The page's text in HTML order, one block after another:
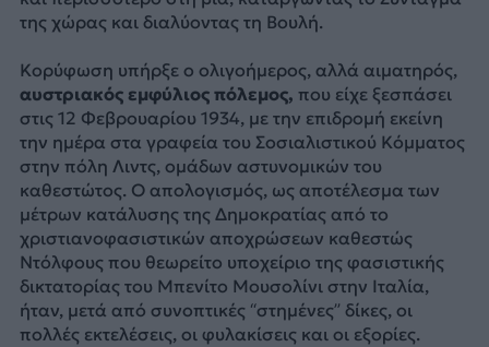
της χώρας και διαλύοντας τη Βουλή.
Κορύφωση υπήρξε ο ολιγοήμερος, αλλά αιματηρός,
αυστριακός εμφύλιος πόλεμος, που είχε ξεσπάσει
στις 12 Φεβρουαρίου 1934, με την επιδρομή εκείνη
την ημέρα στα γραφεία του Σοσιαλιστικού Κόμματος
στην πόλη Λιντς, ομάδων αστυνομικών του
καθεστώτος. Ο απολογισμός, ως αποτέλεσμα των
μέτρων κατάλυσης της Δημοκρατίας από το
χριστιανοφασιστικών αποχρώσεων καθεστώς
Ντόλφους που θεωρείτο υποχείριο της φασιστικής
δικτατορίας του Μπενίτο Μουσολίνι στην Ιταλία,
ήταν, μετά από συνοπτικές “στημένες” δίκες, οι
πολλές εκτελέσεις, οι φυλακίσεις και οι εξορίες.